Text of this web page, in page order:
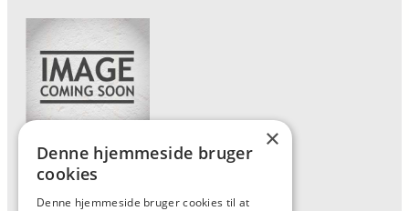
Forside
Vis alle produkter
×
Denne hjemmeside bruger
cookies
Denne hjemmeside bruger cookies til at